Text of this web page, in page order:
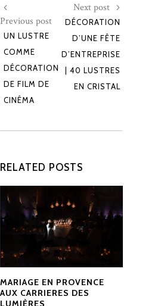
Previous post
UN LUSTRE
COMME
DÉCORATION
DE FILM DE
CINÉMA
Next post
DÉCORATION
D’UNE FÊTE
D’ENTREPRISE
| 40 LUSTRES
EN CRISTAL
RELATED POSTS
MARIAGE EN PROVENCE
AUX CARRIERES DES
LUMIÈRES